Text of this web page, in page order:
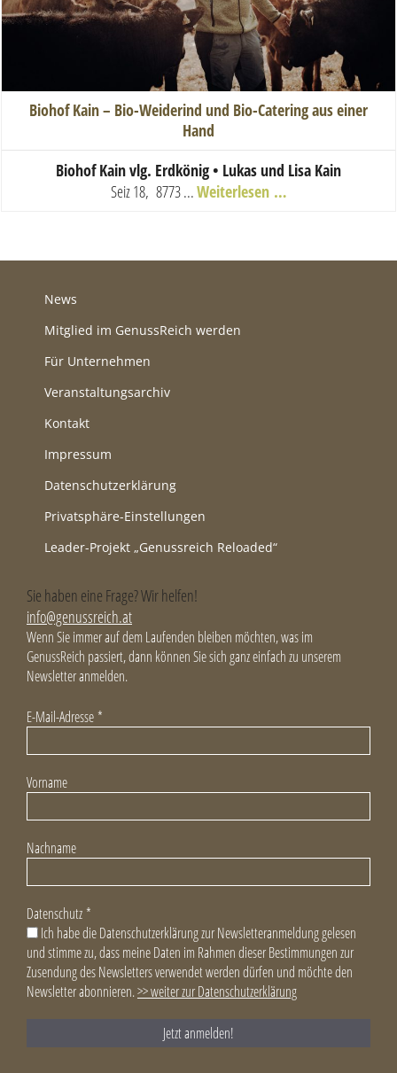
Biohof Kain – Bio-Weiderind und Bio-Catering aus einer
Hand
Biohof Kain vlg. Erdkönig • Lukas und Lisa Kain
Seiz 18, 8773 ...Weiterlesen …
News
Mitglied im GenussReich werden
Für Unternehmen
Veranstaltungsarchiv
Kontakt
Impressum
Datenschutzerklärung
Privatsphäre-Einstellungen
Leader-Projekt „Genussreich Reloaded“
Sie haben eine Frage? Wir helfen!
info@genussreich.at
Wenn Sie immer auf dem Laufenden bleiben möchten, was im
GenussReich passiert, dann können Sie sich ganz einfach zu unserem
Newsletter anmelden.
E-Mail-Adresse *
Vorname
Nachname
Datenschutz *
Ich habe die Datenschutzerklärung zur Newsletteranmeldung gelesen
und stimme zu, dass meine Daten im Rahmen dieser Bestimmungen zur
Zusendung des Newsletters verwendet werden dürfen und möchte den
Newsletter abonnieren.>> weiter zur Datenschutzerklärung